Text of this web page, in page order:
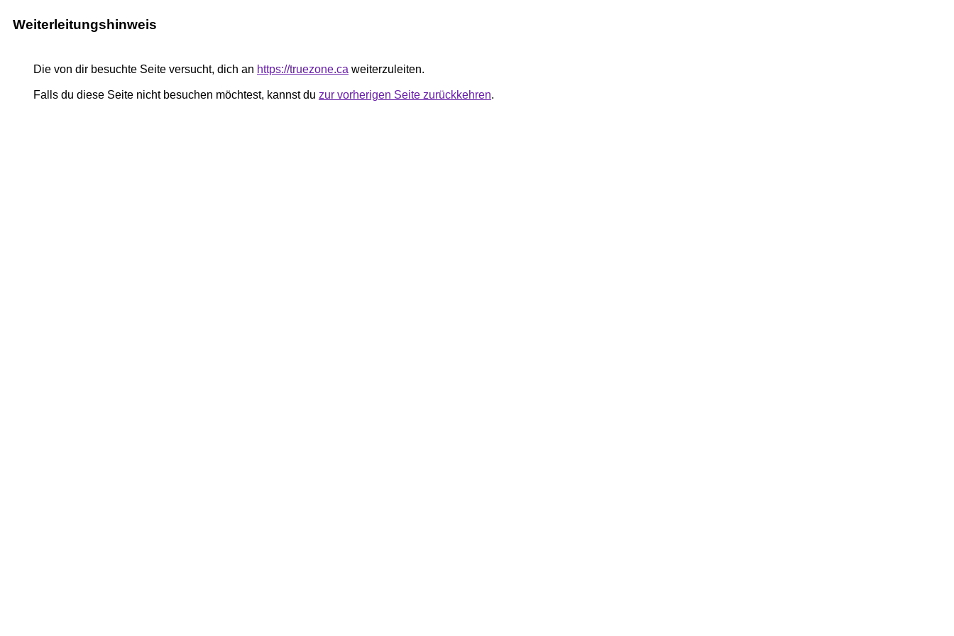
Weiterleitungshinweis
Die von dir besuchte Seite versucht, dich an https://truezone.ca weiterzuleiten.
Falls du diese Seite nicht besuchen möchtest, kannst du zur vorherigen Seite zurückkehren.